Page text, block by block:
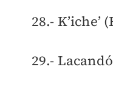
28.- K’iche’
29.-